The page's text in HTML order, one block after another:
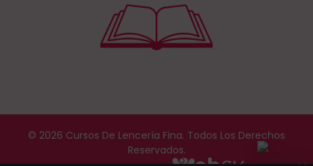
© 2026 Cursos De Lencería Fina. Todos Los Derechos
Reservados.